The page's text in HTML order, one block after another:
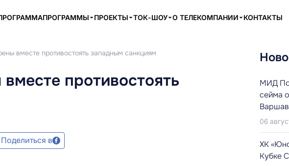
ПРОГРАММЫ ПРОЕКТЫ ТОК-ШОУ О ТЕЛЕКОМПАНИИ КОНТАКТЫ
вместе противостоять западным санкциям
противостоять
Поделиться в
МИД
сейма
06
ХК
Кубке